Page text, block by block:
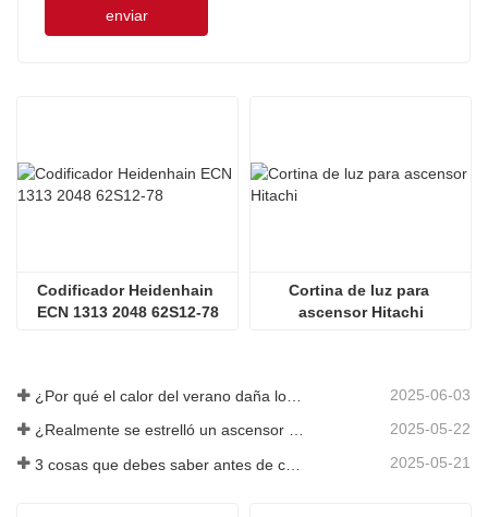
enviar
Codificador Heidenhain
ECN 1313 2048 62S12-78
Cortina de luz para
ascensor Hitachi
2025-06-03
¿Realmente se estrelló un ascensor en el piso 40? 2025-05-22
2025-05-21